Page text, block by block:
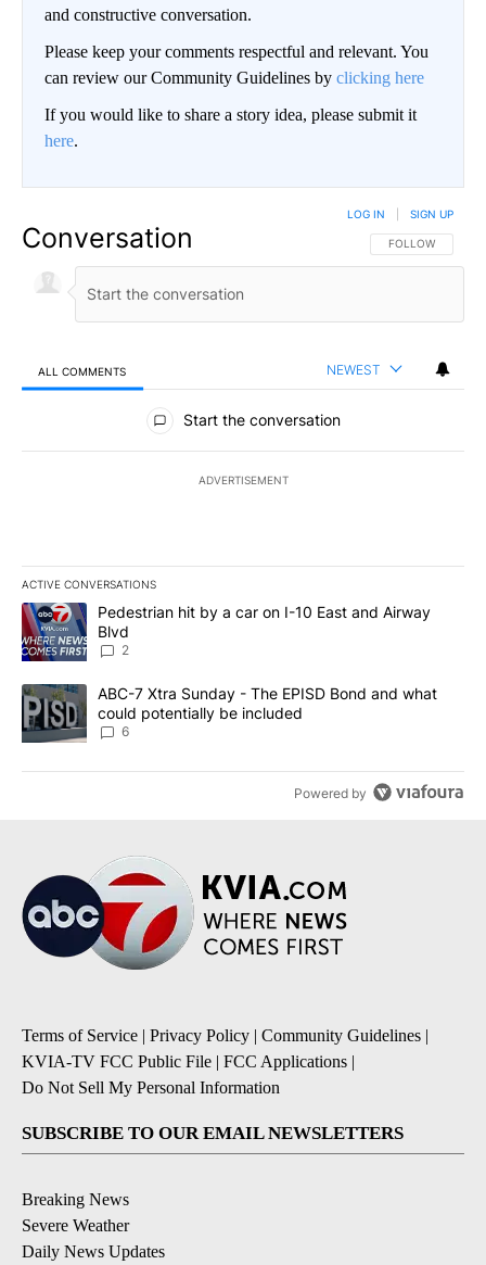
and constructive conversation.
Please keep your comments respectful and relevant. You
can review our Community Guidelines by clicking here
If you would like to share a story idea, please submit it
here.
Conversation FOLLOW THIS
FOLLOW
LOG IN SIGN UP
ALL COMMENTS NEWEST
All Comments
Start the conversation
ADVERTISEMENT
ACTIVE CONVERSATIONS
The following is a list of the most commented articles in the last
A trending article titled "Pedestrian hit by a car on I-10 East and
Pedestrian hit by a car on I-10 East and Airway
Blvd
2
A trending article titled "ABC-7 Xtra Sunday - The EPISD Bond
ABC-7 Xtra Sunday - The EPISD Bond and what
could potentially be included
6
Powered by
Terms of Service | Privacy Policy | Community Guidelines |
KVIA-TV FCC Public File | FCC Applications |
Do Not Sell My Personal Information
SUBSCRIBE TO OUR EMAIL NEWSLETTERS
Breaking News
Severe Weather
Daily News Updates